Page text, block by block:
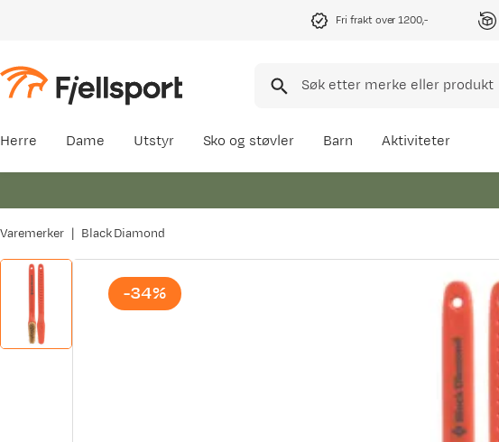
Fri frakt over 1200,-
Herre Dame Utstyr Sko og støvler Barn Aktiviteter
Varemerker Black Diamond
-34%